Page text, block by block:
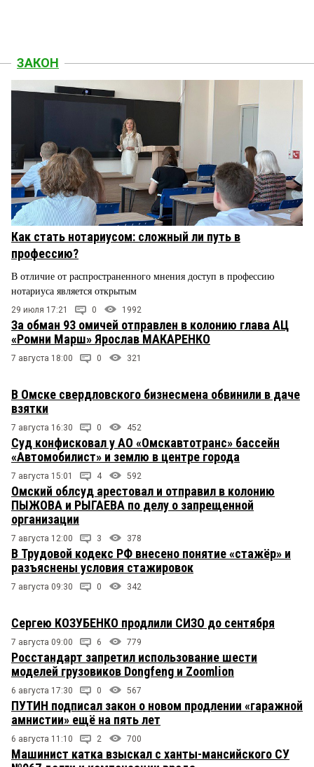
ЗАКОН
Как стать нотариусом: сложный ли путь в
профессию?
В отличие от распространенного мнения доступ в профессию
нотариуса является открытым
29 июля 17:21 0 1992
За обман 93 омичей отправлен в колонию глава АЦ
«Ромни Марш» Ярослав МАКАРЕНКО
7 августа 18:00 0 321
В Омске свердловского бизнесмена обвинили в даче
взятки
7 августа 16:30 0 452
Суд конфисковал у АО «Омскавтотранс» бассейн
«Автомобилист» и землю в центре города
7 августа 15:01 4 592
Омский облсуд арестовал и отправил в колонию
ПЫЖОВА и РЫГАЕВА по делу о запрещенной
организации
7 августа 12:00 3 378
В Трудовой кодекс РФ внесено понятие «стажёр» и
разъяснены условия стажировок
7 августа 09:30 0 342
Сергею КОЗУБЕНКО продлили СИЗО до сентября
7 августа 09:00 6 779
Росстандарт запретил использование шести
моделей грузовиков Dongfeng и Zoomlion
6 августа 17:30 0 567
ПУТИН подписал закон о новом продлении «гаражной
амнистии» ещё на пять лет
6 августа 11:10 2 700
Машинист катка взыскал с ханты-мансийского СУ